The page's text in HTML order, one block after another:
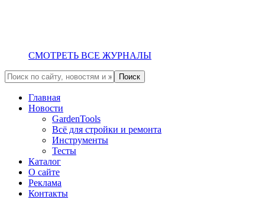
СМОТРЕТЬ ВСЕ ЖУРНАЛЫ
Главная
Новости
GardenTools
Всё для стройки и ремонта
Инструменты
Тесты
Каталог
О сайте
Реклама
Контакты